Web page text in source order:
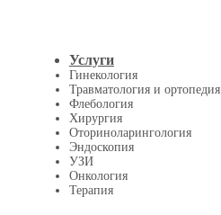
Услуги
Гинекология
Травматология и ортопедия
Флебология
Хирургия
Оториноларингология
Эндоскопия
УЗИ
Онкология
Терапия